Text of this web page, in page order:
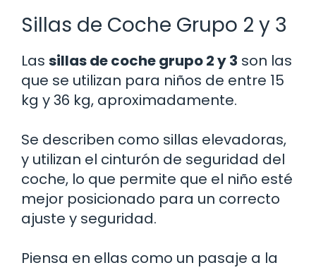
Sillas de Coche Grupo 2 y 3
Las sillas de coche grupo 2 y 3 son las
que se utilizan para niños de entre 15
kg y 36 kg, aproximadamente.
Se describen como sillas elevadoras,
y utilizan el cinturón de seguridad del
coche, lo que permite que el niño esté
mejor posicionado para un correcto
ajuste y seguridad.
Piensa en ellas como un pasaje a la